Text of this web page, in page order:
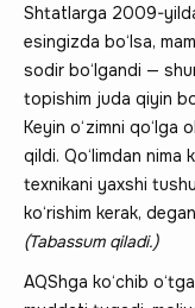
Shtatlarga 2009-
esingizda bo‘lsa,
sodir bo‘lgandi —
topishim juda qiyin
Keyin o‘zimni
qildi. Qo‘limdan
texnikani yaxshi
ko‘rishim kerak,
(Tabassum qiladi.)
AQShga ko‘chib